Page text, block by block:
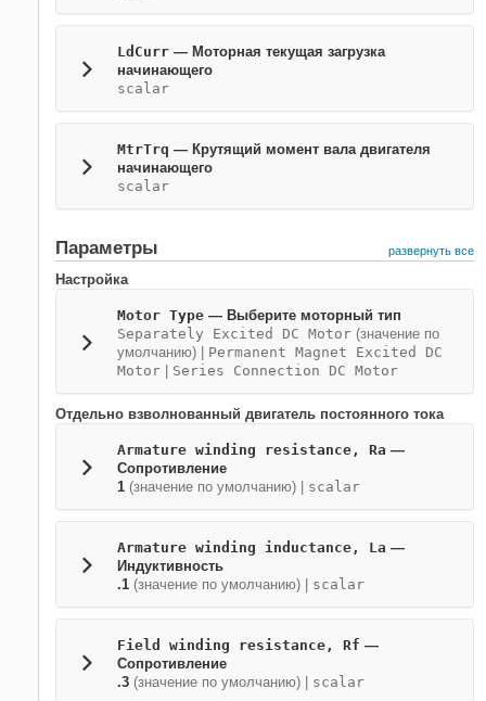
LdCurr — Моторная текущая загрузка
начинающего
scalar
MtrTrq — Крутящий момент вала двигателя
начинающего
scalar
Параметры развернуть все
Настройка
Motor Type — Выберите моторный тип
Separately Excited DC Motor (значение по
умолчанию) | Permanent Magnet Excited DC
Motor
Series Connection DC Motor
Отдельно взволнованный двигатель постоянного тока
Armature winding resistance, Ra —
Сопротивление
1 (значение по умолчанию) | scalar
Armature winding inductance, La —
Индуктивность
.1 (значение по умолчанию) | scalar
Field winding resistance, Rf —
Сопротивление
.3 (значение по умолчанию) | scalar